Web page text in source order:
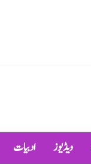
ویڈیوز ادبیات